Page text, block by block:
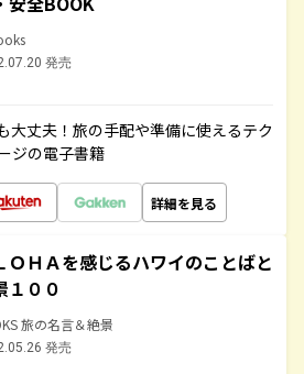
発売
大丈夫！旅の手配や準備に使えるテク
ジの電子書籍
詳細を見る
ＯＨＡを感じるハワイのことばと
１００
旅の名言＆絶景
発売